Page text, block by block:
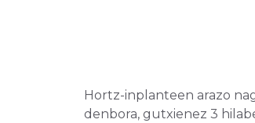
Hortz-inplanteen arazo
denbora, gutxienez 3